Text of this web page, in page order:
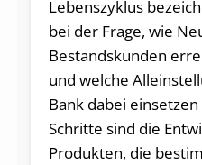
Lebenszyklus
bei der Frage, wie
Bestandskunden
und welche
Bank dabei
Schritte sind die
Produkten, die